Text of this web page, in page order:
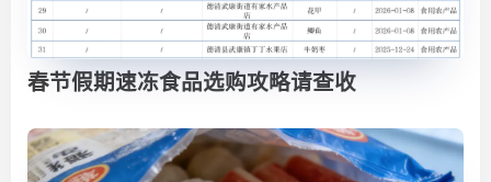
春节假期速冻食品选购攻略请查收